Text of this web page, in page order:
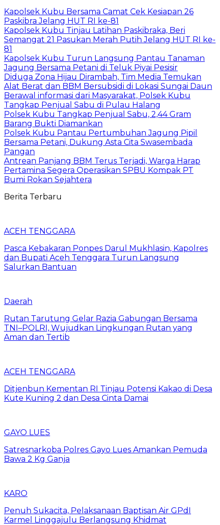
Kapolsek Kubu Bersama Camat Cek Kesiapan 26
Paskibra Jelang HUT RI ke-81
Kapolsek Kubu Tinjau Latihan Paskibraka, Beri
Semangat 21 Pasukan Merah Putih Jelang HUT RI ke-
81
Kapolsek Kubu Turun Langsung Pantau Tanaman
Jagung Bersama Petani di Teluk Piyai Pesisir
Diduga Zona Hijau Dirambah, Tim Media Temukan
Alat Berat dan BBM Bersubsidi di Lokasi Sungai Daun
Berawal informasi dari Masyarakat, Polsek Kubu
Tangkap Penjual Sabu di Pulau Halang
Polsek Kubu Tangkap Penjual Sabu, 2,44 Gram
Barang Bukti Diamankan
Polsek Kubu Pantau Pertumbuhan Jagung Pipil
Bersama Petani, Dukung Asta Cita Swasembada
Pangan
Antrean Panjang BBM Terus Terjadi, Warga Harap
Pertamina Segera Operasikan SPBU Kompak PT
Bumi Rokan Sejahtera
Berita Terbaru
ACEH TENGGARA
Pasca Kebakaran Ponpes Darul Mukhlasin, Kapolres
dan Bupati Aceh Tenggara Turun Langsung
Salurkan Bantuan
Daerah
Rutan Tarutung Gelar Razia Gabungan Bersama
TNI–POLRI, Wujudkan Lingkungan Rutan yang
Aman dan Tertib
ACEH TENGGARA
Ditjenbun Kementan RI Tinjau Potensi Kakao di Desa
Kute Kuning 2 dan Desa Cinta Damai
GAYO LUES
Satresnarkoba Polres Gayo Lues Amankan Pemuda
Bawa 2 Kg Ganja
KARO
Penuh Sukacita, Pelaksanaan Baptisan Air GPdI
Karmel Linggajulu Berlangsung Khidmat